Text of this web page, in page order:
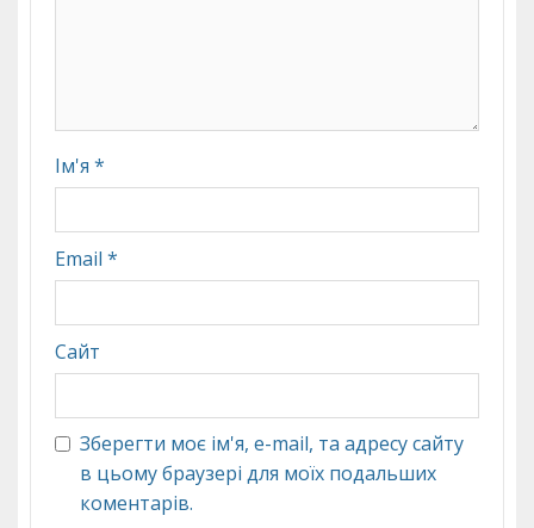
Ім'я *
Email *
Сайт
Зберегти моє ім'я, e-mail, та адресу сайту
в цьому браузері для моїх подальших
коментарів.